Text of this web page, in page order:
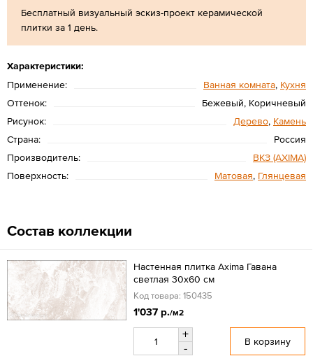
Бесплатный визуальный эскиз-проект керамической
плитки за 1 день.
Характеристики:
Применение:
Ванная комната, Кухня
Оттенок:
Бежевый, Коричневый
Рисунок:
Дерево, Камень
Страна:
Россия
Производитель:
ВКЗ (AXIMA)
Поверхность:
Матовая, Глянцевая
Состав коллекции
Настенная плитка Axima Гавана
светлая 30x60 см
Код товара: 150435
1'037 р./м2
+
-
В корзину